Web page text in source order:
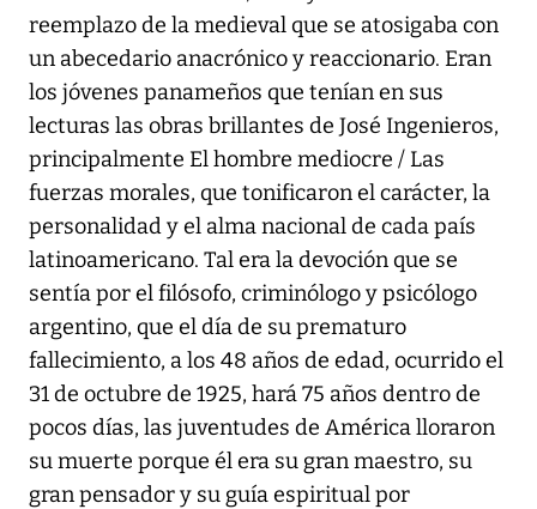
reemplazo de la medieval que se atosigaba con
un abecedario anacrónico y reaccionario. Eran
los jóvenes panameños que tenían en sus
lecturas las obras brillantes de José Ingenieros,
principalmente El hombre mediocre / Las
fuerzas morales, que tonificaron el carácter, la
personalidad y el alma nacional de cada país
latinoamericano. Tal era la devoción que se
sentía por el filósofo, criminólogo y psicólogo
argentino, que el día de su prematuro
fallecimiento, a los 48 años de edad, ocurrido el
31 de octubre de 1925, hará 75 años dentro de
pocos días, las juventudes de América lloraron
su muerte porque él era su gran maestro, su
gran pensador y su guía espiritual por